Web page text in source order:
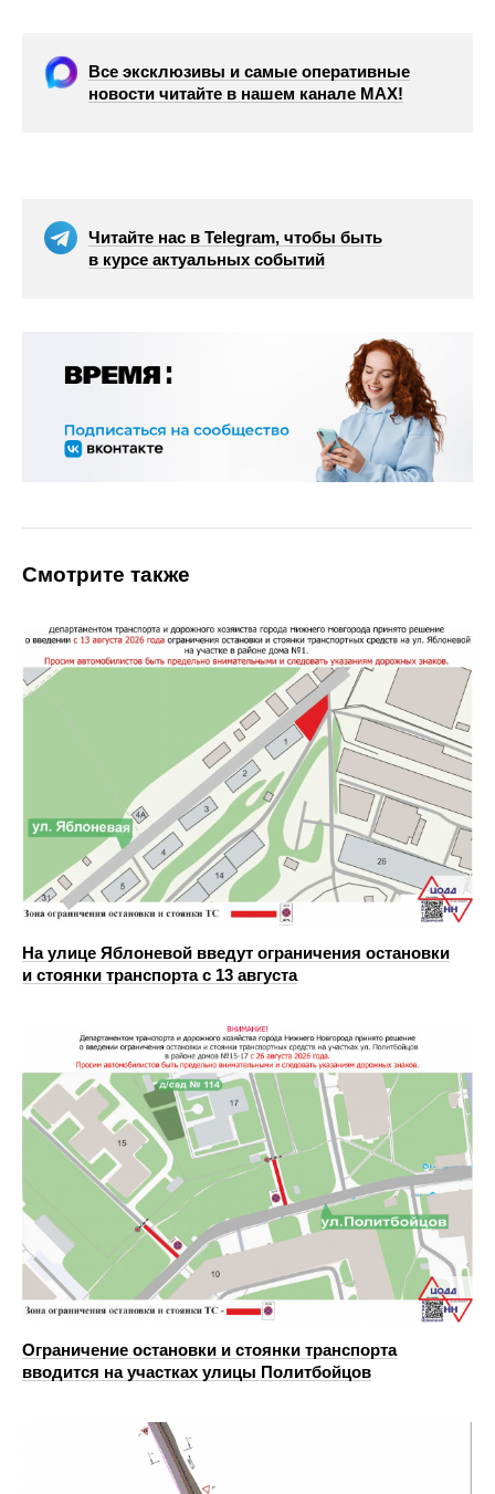
Все эксклюзивы и самые оперативные
новости читайте в нашем канале МАХ!
Читайте нас в Telegram, чтобы быть
в курсе актуальных событий
Смотрите также
На улице Яблоневой введут ограничения остановки
и стоянки транспорта с 13 августа
Ограничение остановки и стоянки транспорта
вводится на участках улицы Политбойцов